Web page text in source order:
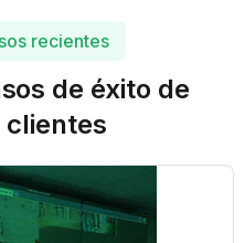
recientes
de éxito de
clientes